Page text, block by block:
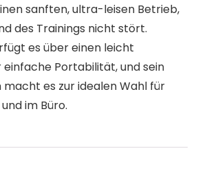
sanften, ultra-leisen Betrieb,
des Trainings nicht stört.
es über einen leicht
Portabilität, und sein
es zur idealen Wahl für
im Büro.